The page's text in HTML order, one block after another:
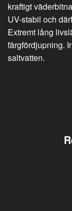
kraftigt
UV-stabil och
Extremt lång
färgfördjupning.
saltvatten.